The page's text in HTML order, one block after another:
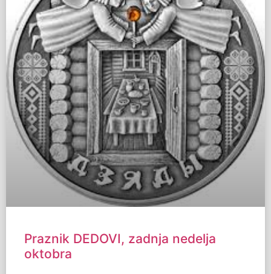
Praznik DEDOVI, zadnja nedelja
oktobra